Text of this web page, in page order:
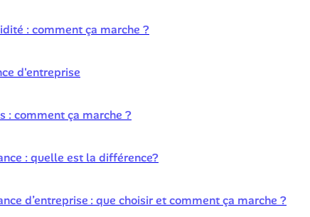
: comment ça marche ?
d'entreprise
: comment ça marche ?
: quelle est la différence?
d’entreprise : que choisir et comment ça marche ?